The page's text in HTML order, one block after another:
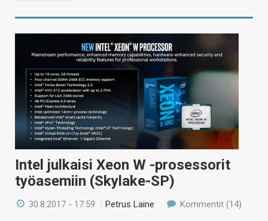
Intel julkaisi Xeon W -prosessorit
työasemiin (Skylake-SP)
30.8.2017 - 17:59 /Petrus Laine Kommentit (14)